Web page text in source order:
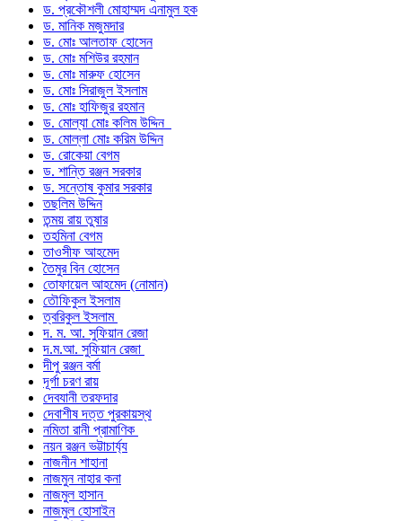
ড. প্রকৌশলী মোহাম্মদ এনামুল হক
ড. মানিক মজুমদার
ড. মোঃ আলতাফ হোসেন
ড. মোঃ মশিউর রহমান
ড. মোঃ মারুফ হোসেন
ড. মোঃ সিরাজুল ইসলাম
ড. মোঃ হাফিজুর রহমান
ড. মোল্যা মোঃ কলিম উদ্দিন
ড. মোল্লা মোঃ করিম উদ্দিন
ড. রোকেয়া বেগম
ড. শান্তি রঞ্জন সরকার
ড. সন্তোষ কুমার সরকার
তছলিম উদ্দিন
তন্ময় রায় তুষার
তহমিনা বেগম
তাওসীফ আহমেদ
তৈমুর বিন হোসেন
তোফায়েল আহমেদ (নোমান)
তৌফিকুল ইসলাম
ত্বরিকুল ইসলাম
দ. ম. আ. সুফিয়ান রেজা
দ.ম.আ. সুফিয়ান রেজা
দীপু রঞ্জন বর্মা
দূর্গা চরণ রায়
দেবযানী তরফদার
দেবাশীষ দত্ত পুরকায়স্থ
নমিতা রানী প্রামাণিক
নয়ন রঞ্জন ভট্টাচার্য্য
নাজনীন শাহানা
নাজমুন নাহার কনা
নাজমুল হাসান
নাজমুল হোসাইন